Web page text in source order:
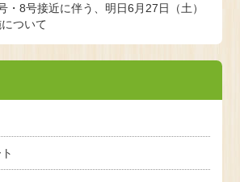
・8号接近に伴う、明日6月27日（土）
ついて